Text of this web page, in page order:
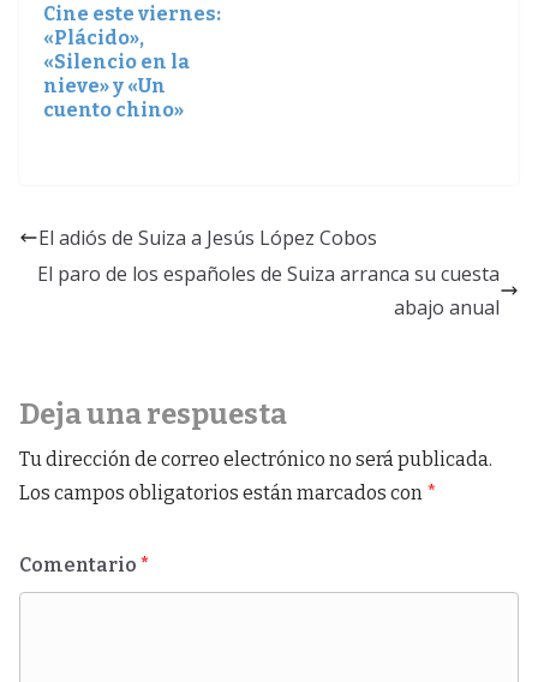
Cine este viernes:
«Plácido»,
«Silencio en la
nieve» y «Un
cuento chino»
El adiós de Suiza a Jesús López Cobos
El paro de los españoles de Suiza arranca su cuesta
abajo anual
Deja una respuesta
Tu dirección de correo electrónico no será publicada.
Los campos obligatorios están marcados con *
Comentario *